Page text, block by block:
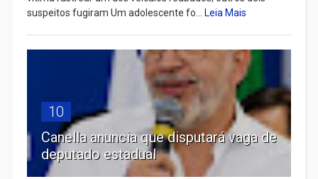
suspeitos fugiram Um adolescente fo...
Leia Mais
10
Canella anuncia que disputará vaga de
deputado estadual